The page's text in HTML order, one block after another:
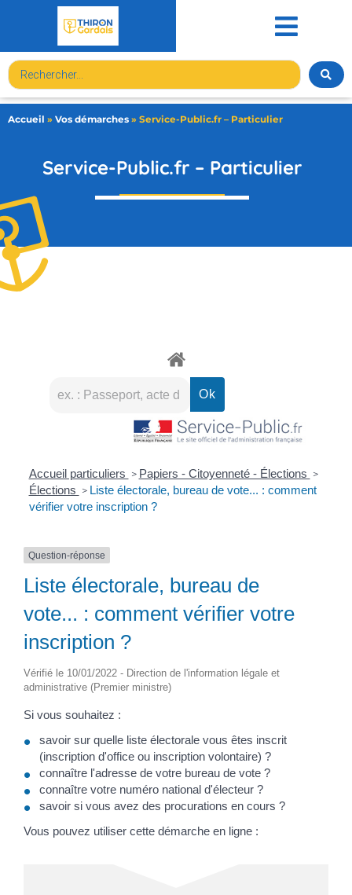
Accueil » Vos démarches » Service-Public.fr – Particulier
Service-Public.fr – Particulier
Accueil particuliers > Papiers - Citoyenneté - Élections >
Élections > Liste électorale, bureau de vote... : comment
vérifier votre inscription ?
Question-réponse
Liste électorale, bureau de
vote... : comment vérifier votre
inscription ?
Vérifié le 10/01/2022 - Direction de l'information légale et
administrative (Premier ministre)
Si vous souhaitez :
savoir sur quelle liste électorale vous êtes inscrit
(inscription d'office ou inscription volontaire) ?
connaître l'adresse de votre bureau de vote ?
connaître votre numéro national d'électeur ?
savoir si vous avez des procurations en cours ?
Vous pouvez utiliser cette démarche en ligne :